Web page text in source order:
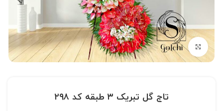
بزرگنمایی تصویر
تاج گل تبریک ۳ طبقه کد ۲۹۸